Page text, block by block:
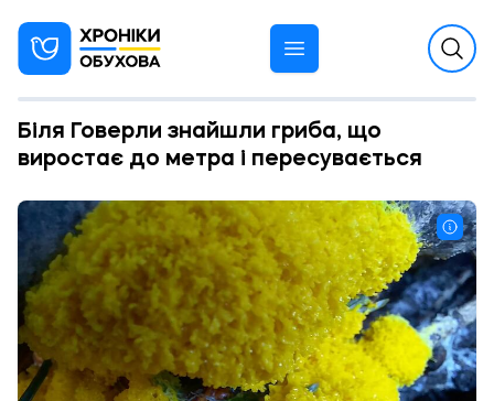
Біля Говерли знайшли гриба, що
виростає до метра і пересувається